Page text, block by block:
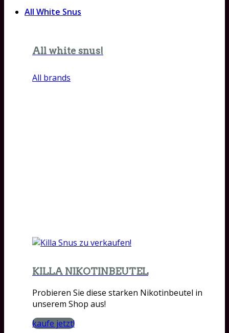
All White Snus
All white snus!
All brands
KILLA NIKOTINBEUTEL
Probieren Sie diese starken Nikotinbeutel in
unserem Shop aus!
kaufe jetzt!